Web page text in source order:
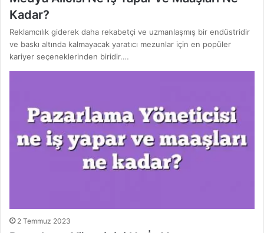
Kadar?
Reklamcılık giderek daha rekabetçi ve uzmanlaşmış bir endüstridir
ve baskı altında kalmayacak yaratıcı mezunlar için en popüler
kariyer seçeneklerinden biridir.…
2 Temmuz 2023